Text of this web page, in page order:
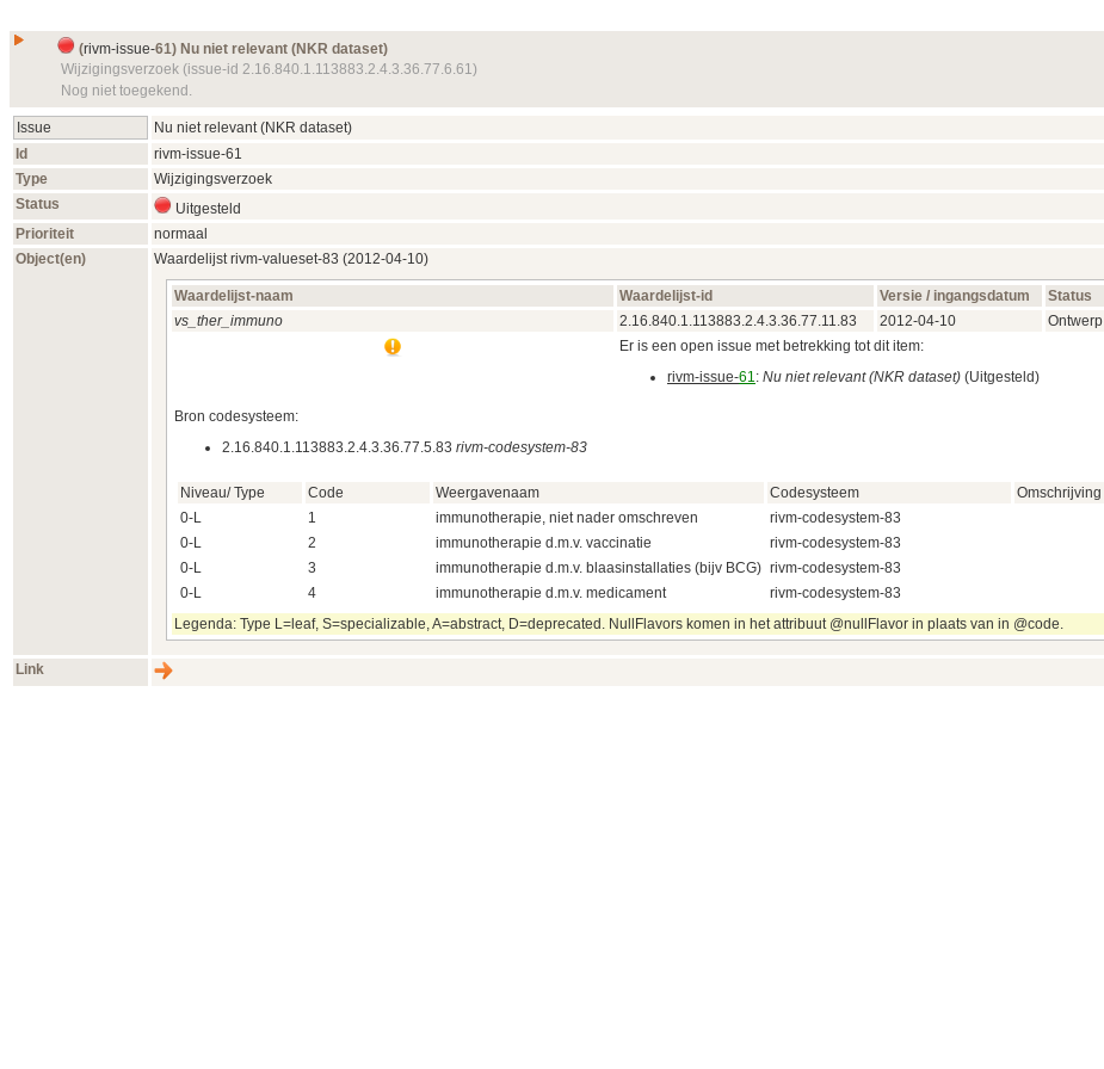
(rivm-issue-61) Nu niet relevant (NKR dataset)
Wijzigingsverzoek (issue-id 2.16.840.1.113883.2.4.3.36.77.6.61)
Nog niet toegekend.
Issue
Nu niet relevant (NKR dataset)
Id
rivm-issue-61
Type
Wijzigingsverzoek
Status
Uitgesteld
Prioriteit
normaal
Object(en)
Waardelijstrivm-valueset-83 (2012‑04‑10)
Waardelijst-naam Waardelijst-id Versie / ingangsdatum
Status
vs_ther_immuno
2.16.840.1.113883.2.4.3.36.77.11.83 2012‑04‑10
Ontwerp
Er is een open issue met betrekking tot dit item:
rivm-issue-61: Nu niet relevant (NKR dataset) (Uitgesteld)
Bron codesysteem:
2.16.840.1.113883.2.4.3.36.77.5.83 rivm-codesystem-83
Niveau/ Type Code Weergavenaam Codesysteem
Omschrijving
0-L
1 immunotherapie, niet nader omschreven
rivm-codesystem-83
0-L
2 immunotherapie d.m.v. vaccinatie
rivm-codesystem-83
0-L
3 immunotherapie d.m.v. blaasinstallaties (bijv BCG) rivm-codesystem-83
0-L
4 immunotherapie d.m.v. medicament
rivm-codesystem-83
Legenda: Type L=leaf, S=specializable, A=abstract, D=deprecated. NullFlavors komen in het attribuut @nullFlavor in plaats van in @code.
Link